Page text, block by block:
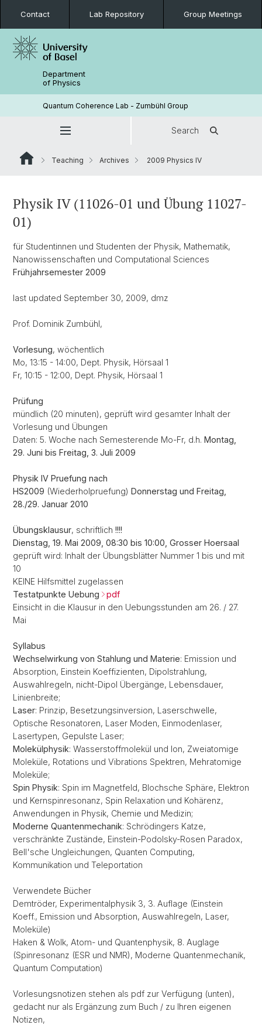
Contact Lab Repository Group Meetings
Department
of Physics
Quantum Coherence Lab - Zumbühl Group
Search
Teaching Archives 2009 Physics IV
Physik IV (11026-01 und Übung 11027-
01)
für Studentinnen und Studenten der Physik, Mathematik,
Nanowissenschaften und Computational Sciences
Frühjahrsemester 2009
last updated September 30, 2009, dmz
Prof. Dominik Zumbühl,
Vorlesung, wöchentlich
Mo, 13:15 - 14:00, Dept. Physik, Hörsaal 1
Fr, 10:15 - 12:00, Dept. Physik, Hörsaal 1
Prüfung
mündlich (20 minuten), geprüft wird gesamter Inhalt der
Vorlesung und Übungen
Daten: 5. Woche nach Semesterende Mo-Fr, d.h. Montag,
29. Juni bis Freitag, 3. Juli 2009
Physik IV Pruefung nach
HS2009 (Wiederholpruefung) Donnerstag und Freitag,
28./29. Januar 2010
Übungsklausur, schriftlich !!!!
Dienstag, 19. Mai 2009, 08:30 bis 10:00, Grosser Hoersaal
geprüft wird: Inhalt der Übungsblätter Nummer 1 bis und mit
10
KEINE Hilfsmittel zugelassen
Testatpunkte Uebung
pdf
Einsicht in die Klausur in den Uebungsstunden am 26. / 27.
Mai
Syllabus
Wechselwirkung von Stahlung und Materie: Emission und
Absorption, Einstein Koeffizienten, Dipolstrahlung,
Auswahlregeln, nicht-Dipol Übergänge, Lebensdauer,
Linienbreite;
Laser: Prinzip, Besetzungsinversion, Laserschwelle,
Optische Resonatoren, Laser Moden, Einmodenlaser,
Lasertypen, Gepulste Laser;
Molekülphysik: Wasserstoffmolekül und Ion, Zweiatomige
Moleküle, Rotations und Vibrations Spektren, Mehratomige
Moleküle;
Spin Physik: Spin im Magnetfeld, Blochsche Sphäre, Elektron
und Kernspinresonanz, Spin Relaxation und Kohärenz,
Anwendungen in Physik, Chemie und Medizin;
Moderne Quantenmechanik: Schrödingers Katze,
verschränkte Zustände, Einstein-Podolsky-Rosen Paradox,
Bell'sche Ungleichungen, Quanten Computing,
Kommunikation und Teleportation
Verwendete Bücher
Demtröder, Experimentalphysik 3, 3. Auflage (Einstein
Koeff., Emission und Absorption, Auswahlregeln, Laser,
Moleküle)
Haken & Wolk, Atom- und Quantenphysik, 8. Auglage
(Spinresonanz (ESR und NMR), Moderne Quantenmechanik,
Quantum Computation)
Vorlesungsnotizen stehen als pdf zur Verfügung (unten),
gedacht nur als Ergänzung zum Buch / zu Ihren eigenen
Notizen,